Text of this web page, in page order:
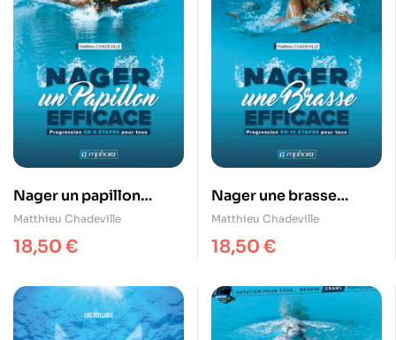
Nager un papillon
efficace
Matthieu Chadeville
18,50 €
Nager une brasse
efficace
Matthieu Chadeville
18,50 €